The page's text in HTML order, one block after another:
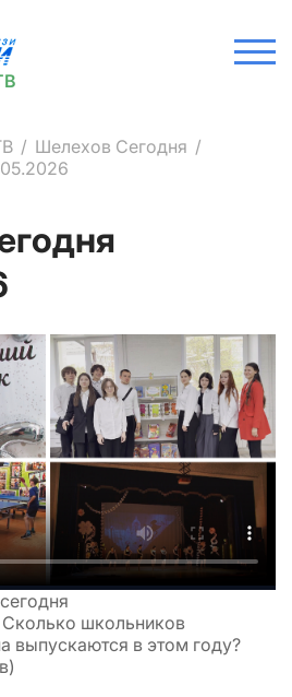
Шелехов Сегодня
Сколько школьников
выпускаются в этом году?